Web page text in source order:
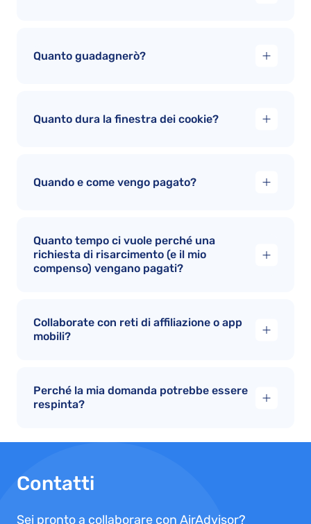
Quanto guadagnerò?
Quanto dura la finestra dei cookie?
Quando e come vengo pagato?
Quanto tempo ci vuole perché una
richiesta di risarcimento (e il mio
compenso) vengano pagati?
Collaborate con reti di affiliazione o app
mobili?
Perché la mia domanda potrebbe essere
respinta?
Contatti
Sei pronto a collaborare con AirAdvisor?